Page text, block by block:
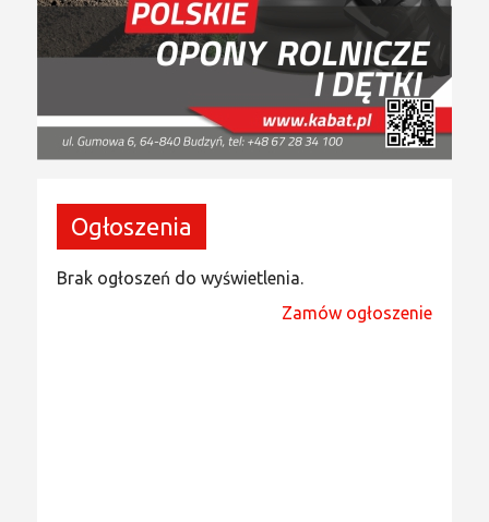
Ogłoszenia
Brak ogłoszeń do wyświetlenia.
Zamów ogłoszenie